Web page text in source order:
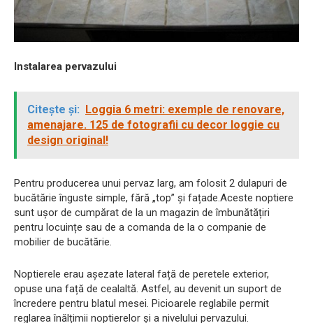
Instalarea pervazului
Citește și: Loggia 6 metri: exemple de renovare,
amenajare. 125 de fotografii cu decor loggie cu
design original!
Pentru producerea unui pervaz larg, am folosit 2 dulapuri de
bucătărie înguste simple, fără „top” și fațade.Aceste noptiere
sunt ușor de cumpărat de la un magazin de îmbunătățiri
pentru locuințe sau de a comanda de la o companie de
mobilier de bucătărie.
Noptierele erau așezate lateral față de peretele exterior,
opuse una față de cealaltă. Astfel, au devenit un suport de
încredere pentru blatul mesei. Picioarele reglabile permit
reglarea înălțimii noptierelor și a nivelului pervazului.